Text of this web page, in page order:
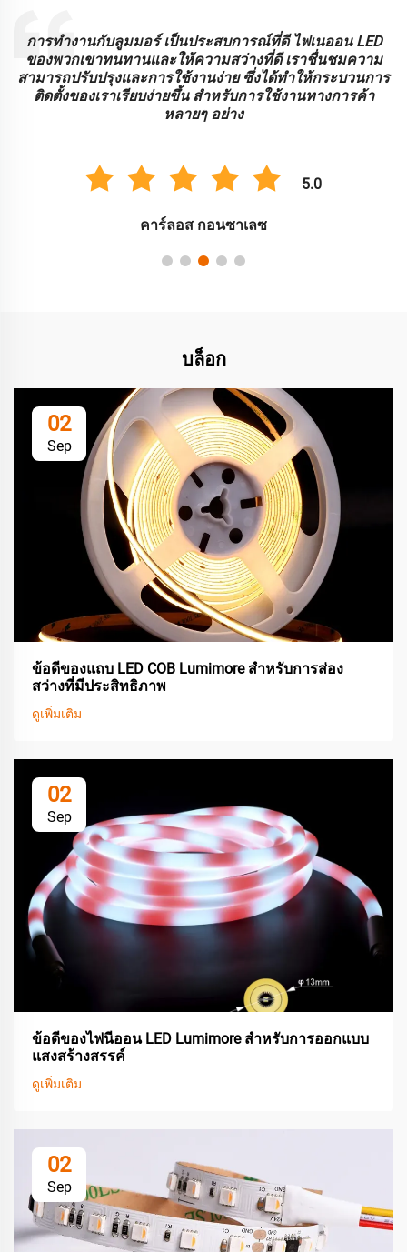
ไฟเนออน LED Lumimore ให้คุณภาพและผลงานที่โดดเด่น
ความยืดหยุ่นและสีสันสดใส เป็นสิ่งที่สมบูรณ์แบบสําหรับการ
แสดงโปรโมชั่นของเรา เราได้รับผลตอบสนองจากลูกค้าที่ดี
เกี่ยวกับผลสัมฤทธิ์ทางสายตาและประสิทธิภาพพลังงานที่เพิ่ม
ขึ้น
5.0
ยูคิ ทานากะ
บล็อก
02
Sep
ข้อดีของแถบ LED COB Lumimore สำหรับการส่อง
สว่างที่มีประสิทธิภาพ
ดูเพิ่มเติม
02
Sep
ข้อดีของไฟนีออน LED Lumimore สำหรับการออกแบบ
แสงสร้างสรรค์
ดูเพิ่มเติม
02
Sep